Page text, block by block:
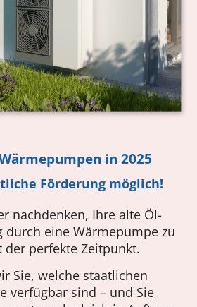
in 2025
Förderung möglich!
nachdenken, Ihre alte Öl-
durch eine Wärmepumpe zu
der perfekte Zeitpunkt.
Sie, welche staatlichen
verfügbar sind – und Sie